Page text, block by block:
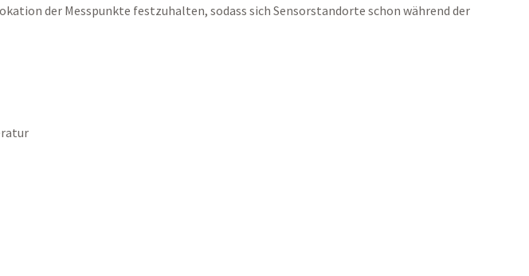
der Messpunkte festzuhalten, sodass sich Sensorstandorte schon während der